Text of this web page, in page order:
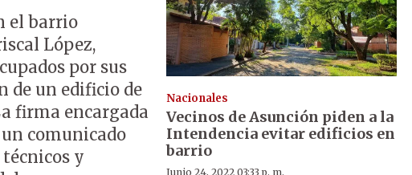
el barrio
López,
por sus
de un edificio de
firma encargada
comunicado
y
Nacionales
Vecinos de Asunción piden a la
Intendencia evitar edificios en
barrio
Junio 24, 2022 03:33 p. m.